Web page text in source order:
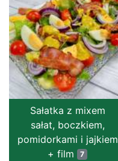
Sałatka z mixem
sałat, boczkiem,
pomidorkami i jajkiem
+ film 7